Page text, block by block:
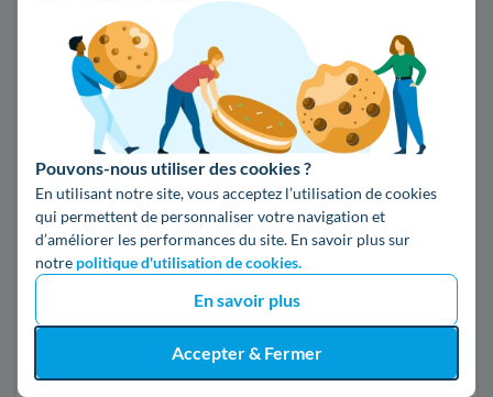
Pouvons-nous utiliser des cookies ?
En utilisant notre site, vous acceptez l’utilisation de cookies
qui permettent de personnaliser votre navigation et
d’améliorer les performances du site. En savoir plus sur
notre politique d'utilisation de cookies.
En savoir plus
Accepter & Fermer
Faites des économies sur vos factures d'énergie
Je compare
Électricité Gaz naturel
Code postal
77160 (PROVINS)
Pour mon